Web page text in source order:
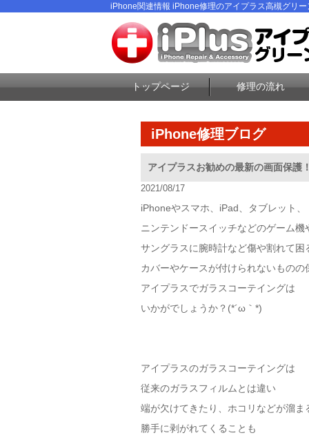
iPhone関連情報 iPhone修理のアイプラス高槻グリー
トップページ 修理の流れ
iPhone修理ブログ
アイプラスお勧めの最新の画面保護
2021/08/17
iPhoneやスマホ、iPad、タブレット、
ニンテンドースイッチなどのゲーム機
サングラスに腕時計など傷や割れて困
カバーやケースが付けられないものの
アイプラスでガラスコーテイングは
いかがでしょうか？(*´ω｀*)
アイプラスのガラスコーテイングは
従来のガラスフィルムとは違い
端が欠けてきたり、ホコリなどが溜ま
勝手に剥がれてくることも